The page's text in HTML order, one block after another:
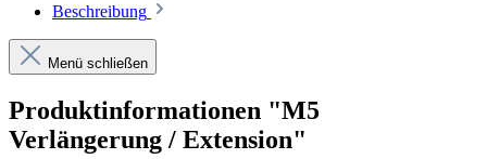
Beschreibung
Menü schließen
Produktinformationen "M5
Verlängerung / Extension"